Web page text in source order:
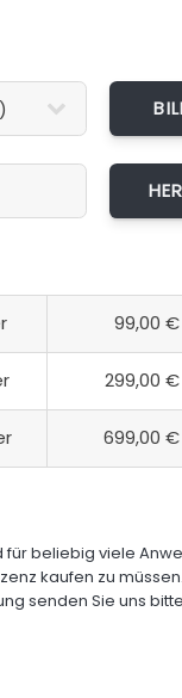
99,00 €
299,00 €
699,00 €
für beliebig viele
kaufen zu
senden Sie uns